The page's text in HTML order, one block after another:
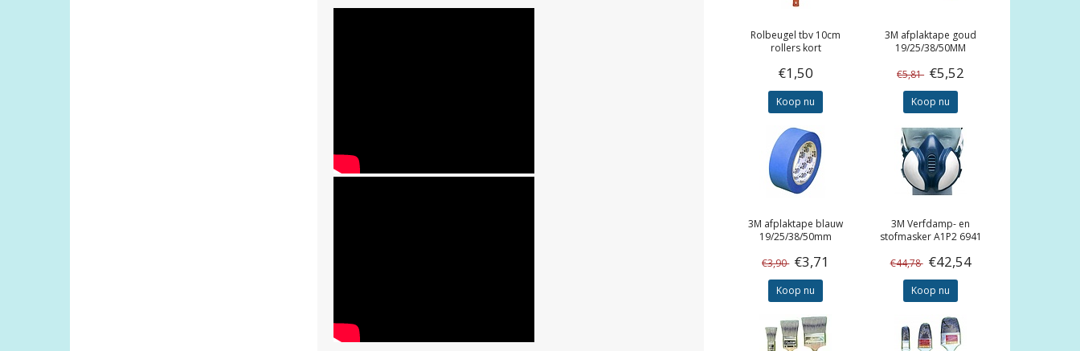
Rolbeugel tbv 10cm
rollers kort
€1,50
Koop nu
3M afplaktape goud
19/25/38/50MM
€5,81 €5,52
Koop nu
3M afplaktape blauw
19/25/38/50mm
€3,90 €3,71
Koop nu
3M Verfdamp- en
stofmasker A1P2 6941
€44,78 €42,54
Koop nu